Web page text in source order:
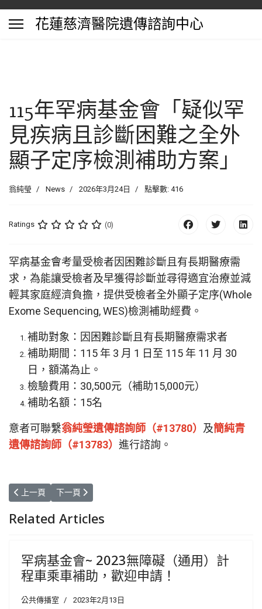
花蓮慈濟醫院遺傳諮詢中心
115年罕病基金會「疑似罕
見疾病且診斷困難之全外
顯子定序檢測補助方案」
翁純瑩 News 2026年3月24日 點擊數: 416
Ratings (0)
罕病基金會考量受檢者因困難診斷且有長期醫療需
求，為能讓受檢者及早獲得診斷並尋得適宜治療並減
輕其家庭經濟負擔，提供受檢者全外顯子定序(Whole
Exome Sequencing, WES)檢測補助經費。
補助對象：因困難診斷且有長期醫療需求者
補助期間：115 年 3 月 1 日至 115 年 11 月 30
日，額滿為止。
檢驗費用：30,500元（補助15,000元）
補助名額：15名
意者可聯繫翁純瑩遺傳諮詢師（#13780） 及簡純青
遺傳諮詢師（#13783） 進行諮詢。
上一篇文章: 115年罕病基金會「國內罕見疾病遺傳檢驗補助」
上一頁 下一篇文章: 115年罕見疾病基金會「偏遠地區脊髓性肌
下一頁
Related Articles
罕病基金會~ 2023無障礙（通用）計
程車乘車補助，歡迎申請！
公共傳播室 2023年2月13日